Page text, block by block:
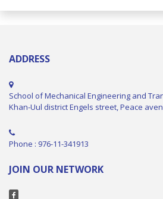
ADDRESS
School of Mechanical Engineering and
Khan-Uul district Engels street, Peace
Phone : 976-11-341913
JOIN OUR NETWORK